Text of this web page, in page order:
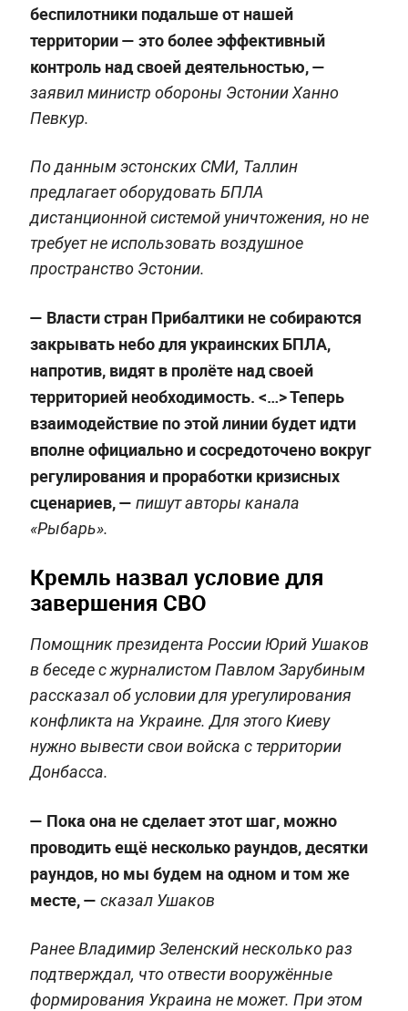
беспилотники подальше от нашей
территории — это более эффективный
контроль над своей деятельностью, —
заявил министр обороны Эстонии Ханно
Певкур.
По данным эстонских СМИ, Таллин
предлагает оборудовать БПЛА
дистанционной системой уничтожения, но не
требует не использовать воздушное
пространство Эстонии.
— Власти стран Прибалтики не собираются
закрывать небо для украинских БПЛА,
напротив, видят в пролёте над своей
территорией необходимость. <…> Теперь
взаимодействие по этой линии будет идти
вполне официально и сосредоточено вокруг
регулирования и проработки кризисных
сценариев, — пишут авторы канала
«Рыбарь».
Кремль назвал условие для
завершения СВО
Помощник президента России Юрий Ушаков
в беседе с журналистом Павлом Зарубиным
рассказал об условии для урегулирования
конфликта на Украине. Для этого Киеву
нужно вывести свои войска с территории
Донбасса.
— Пока она не сделает этот шаг, можно
проводить ещё несколько раундов, десятки
раундов, но мы будем на одном и том же
месте, — сказал Ушаков
Ранее Владимир Зеленский несколько раз
подтверждал, что отвести вооружённые
формирования Украина не может. При этом